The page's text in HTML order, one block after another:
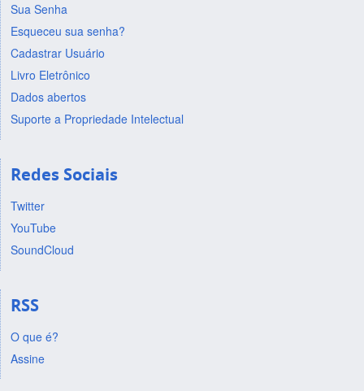
Sua Senha
Esqueceu sua senha?
Cadastrar Usuário
Livro Eletrônico
Dados abertos
Suporte a Propriedade Intelectual
Redes Sociais
Twitter
YouTube
SoundCloud
RSS
O que é?
Assine